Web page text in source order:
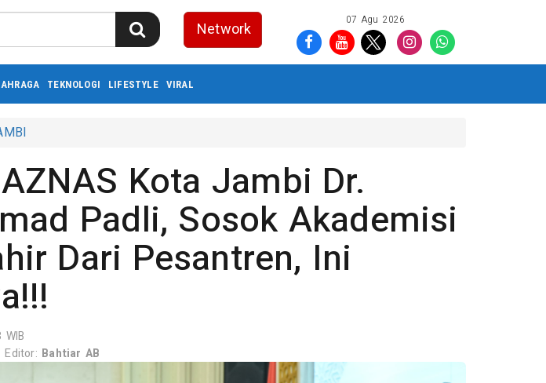
Network 07 Agu 2026
TEKNOLOGI LIFESTYLE VIRAL
Kota Jambi Dr.
Padli, Sosok Akademisi
Dari Pesantren, Ini
Editor: Bahtiar AB